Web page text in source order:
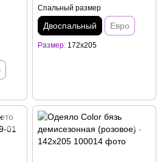
Спальный размер
Двоспальный Евро
Размер 172x205